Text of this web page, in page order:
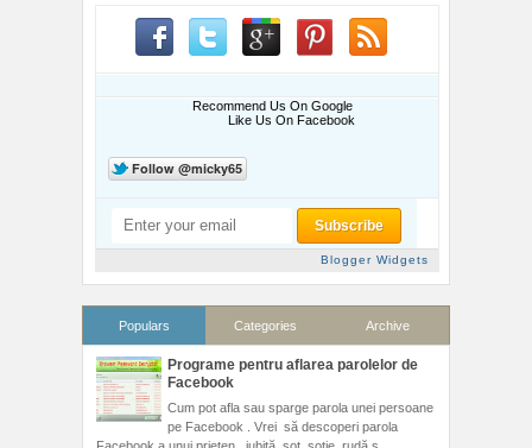
Recommend Us On Google
Like Us On Facebook
Blogger Widgets
Populars Categories Archive
Programe pentru aflarea parolelor de
Facebook
Cum pot afla sau sparge parola unei persoane
pe Facebook . Vrei să descoperi parola